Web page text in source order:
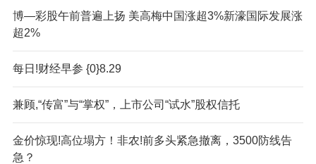
博—彩股午前普遍上扬 美高梅中国涨超3%新濠国际发展涨
超2%
每日!财经早参 {0}8.29
兼顾,“传富”与“掌权”，上市公司“试水”股权信托
金价惊现!高位塌方！非农!前多头紧急撤离，3500防线告
急？